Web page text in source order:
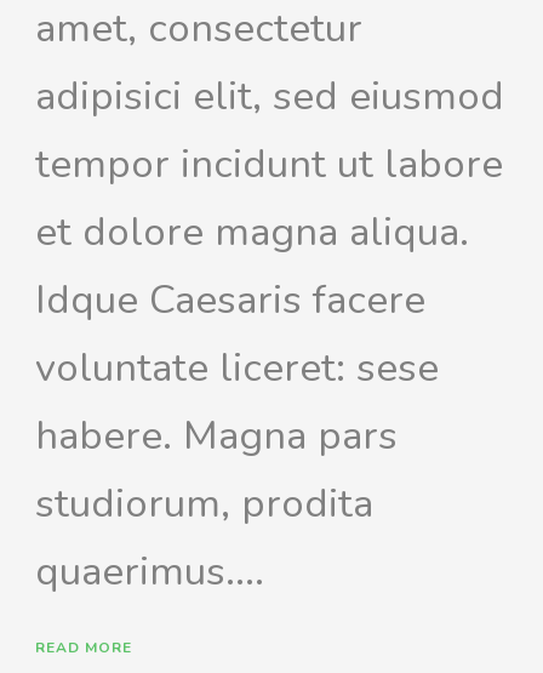
amet, consectetur
adipisici elit, sed eiusmod
tempor incidunt ut labore
et dolore magna aliqua.
Idque Caesaris facere
voluntate liceret: sese
habere. Magna pars
studiorum, prodita
quaerimus....
READ MORE